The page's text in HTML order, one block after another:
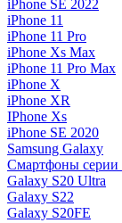
iPhone SE 2022
iPhone 11
iPhone 11 Pro
iPhone Xs Max
iPhone 11 Pro Max
iPhone X
iPhone XR
IPhone Xs
iPhone SE 2020
Samsung Galaxy
Смартфоны серии
Galaxy S20 Ultra
Galaxy S22
Galaxy S20FE